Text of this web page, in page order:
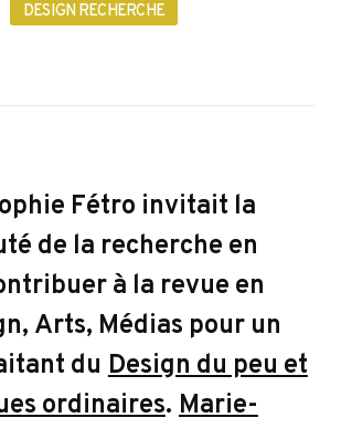
DESIGN RECHERCHE
Fétro invitait la
de la recherche en
à la revue en
Arts, Médias pour un
du Design du peu et
ordinaires. Marie-